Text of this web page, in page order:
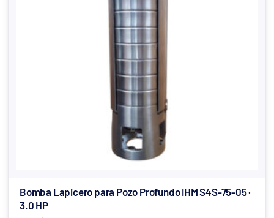
Bomba Lapicero para Pozo Profundo IHM S4S-75-05 ·
3.0 HP